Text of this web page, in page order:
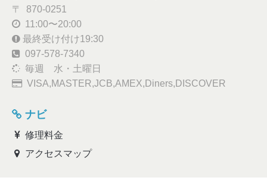
〒 870-0251
11:00〜20:00
最終受け付け19:30
097-578-7340
毎週 水・土曜日
VISA,MASTER,JCB,AMEX,Diners,DISCOVER
ナビ
修理料金
アクセスマップ